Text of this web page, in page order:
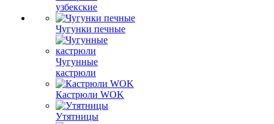
узбекские
Чугунки печные
Чугунные
кастрюли
Кастрюли WOK
Утятницы